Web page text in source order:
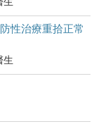
性治療重拾正常
生